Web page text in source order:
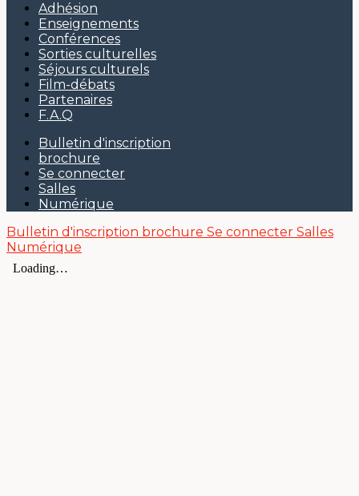
Adhésion
Enseignements
Conférences
Sorties culturelles
Séjours culturels
Film-débats
Partenaires
F.A.Q
Bulletin d'inscription
brochure
Se connecter
Salles
Numérique
Bulletin d'inscription brochure Se connecter Salles
Numérique